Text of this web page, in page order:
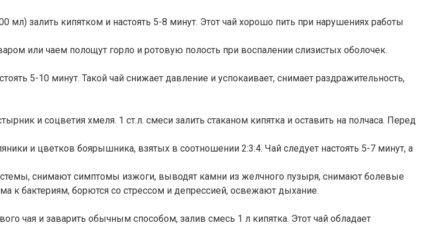
залить кипятком и настоять 5-8 минут. Этот чай хорошо пить при нарушениях работы
или чаем полощут горло и ротовую полость при воспалении слизистых оболочек.
5-10 минут. Такой чай снижает давление и успокаивает, снимает раздражительность,
и соцветия хмеля. 1 ст.л. смеси залить стаканом кипятка и оставить на полчаса. Перед
и цветков боярышника, взятых в соотношении 2:3:4. Чай следует настоять 5-7 минут, а
снимают симптомы изжоги, выводят камни из желчного пузыря, снимают болевые
к бактериям, борются со стрессом и депрессией, освежают дыхание.
чая и заварить обычным способом, залив смесь 1 л кипятка. Этот чай обладает